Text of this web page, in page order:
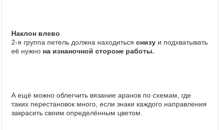
Наклон влево
2-я группа петель должна находиться снизу и подхватывать
её нужно на изнаночной стороне работы.
А ещё можно облегчить вязание аранов по схемам, где
таких перестановок много, если знаки каждого направления
закрасить своим определённым цветом.